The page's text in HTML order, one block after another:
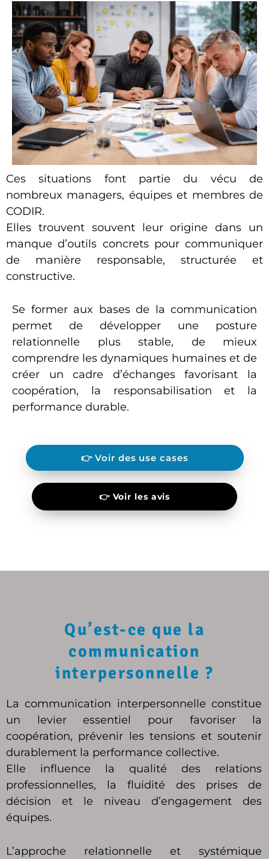
Ces situations font partie du vécu de
nombreux managers, équipes et membres de
CODIR.
Elles trouvent souvent leur origine dans un
manque d’outils concrets pour communiquer
de manière responsable, structurée et
constructive.
Se former aux bases de la communication
permet de développer une posture
relationnelle plus stable, de mieux
comprendre les dynamiques humaines et de
créer un cadre d’échanges favorisant la
coopération, la responsabilisation et la
performance durable.
👉 Voir des use cases
👉 Voir les avis
Qu’est-ce que la
communication
interpersonnelle ?
La communication interpersonnelle constitue
un levier essentiel pour favoriser la
coopération, prévenir les tensions et soutenir
durablement la performance collective.
Elle influence la qualité des relations
professionnelles, la fluidité des prises de
décision et le niveau d’engagement des
équipes.
L’approche relationnelle et systémique